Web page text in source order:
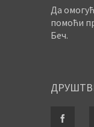
Да
помоћи
Беч.